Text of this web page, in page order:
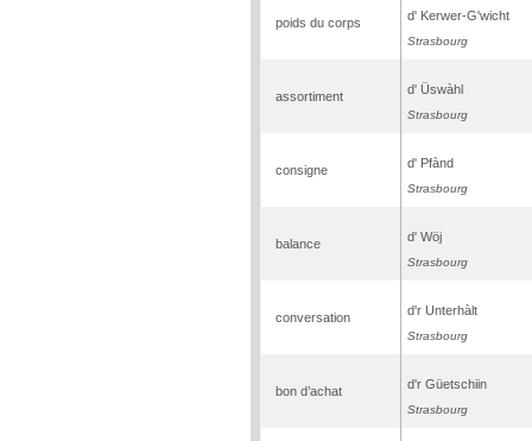
poids du corps d' Kerwer-G'wicht
Strasbourg
assortiment d' Üswàhl
Strasbourg
consigne d' Pfànd
Strasbourg
balance d' Wöj
Strasbourg
conversation d'r Unterhàlt
Strasbourg
bon d’achat d'r Güetschiin
Strasbourg